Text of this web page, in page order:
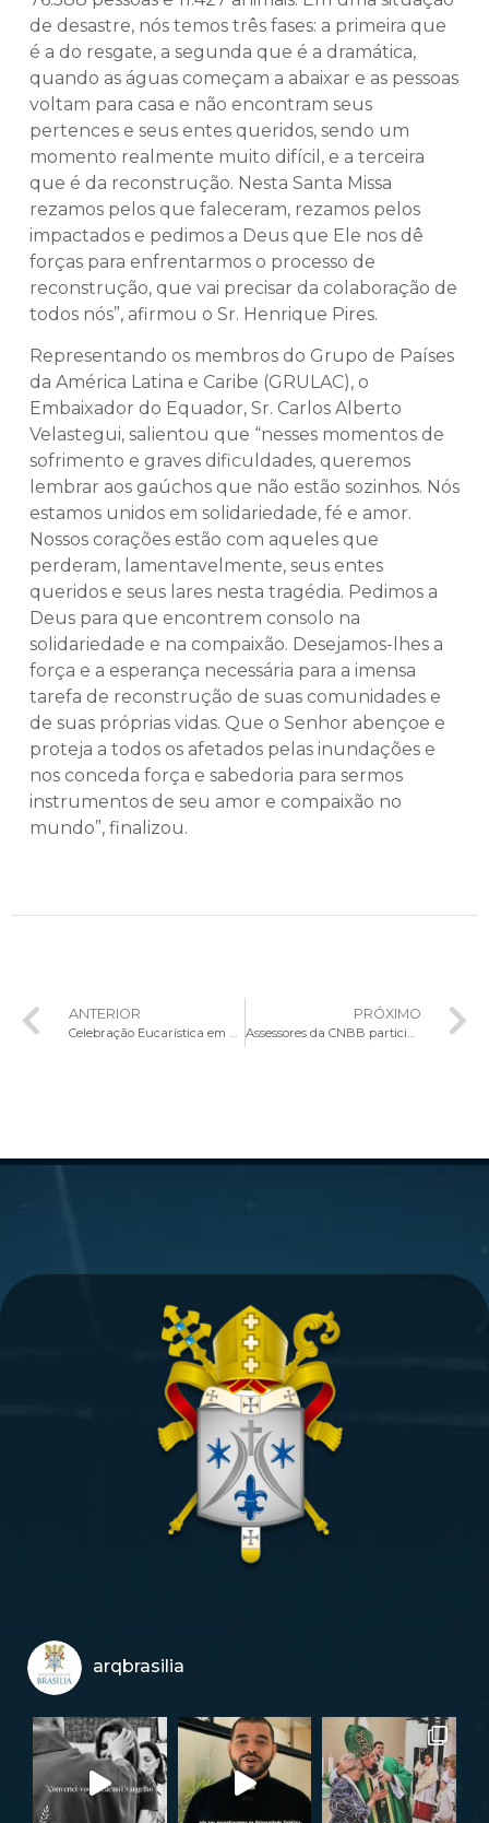
de desastre, nós temos três fases: a primeira que
é a do resgate, a segunda que é a dramática,
quando as águas começam a abaixar e as pessoas
voltam para casa e não encontram seus
pertences e seus entes queridos, sendo um
momento realmente muito difícil, e a terceira
que é da reconstrução. Nesta Santa Missa
rezamos pelos que faleceram, rezamos pelos
impactados e pedimos a Deus que Ele nos dê
forças para enfrentarmos o processo de
reconstrução, que vai precisar da colaboração de
todos nós”, afirmou o Sr. Henrique Pires.
Representando os membros do Grupo de Países
da América Latina e Caribe (GRULAC), o
Embaixador do Equador, Sr. Carlos Alberto
Velastegui, salientou que “nesses momentos de
sofrimento e graves dificuldades, queremos
lembrar aos gaúchos que não estão sozinhos. Nós
estamos unidos em solidariedade, fé e amor.
Nossos corações estão com aqueles que
perderam, lamentavelmente, seus entes
queridos e seus lares nesta tragédia. Pedimos a
Deus para que encontrem consolo na
solidariedade e na compaixão. Desejamos-lhes a
força e a esperança necessária para a imensa
tarefa de reconstrução de suas comunidades e
de suas próprias vidas. Que o Senhor abençoe e
proteja a todos os afetados pelas inundações e
nos conceda força e sabedoria para sermos
instrumentos de seu amor e compaixão no
mundo”, finalizou.
ANTERIOR PRÓXIMO
arqbrasilia